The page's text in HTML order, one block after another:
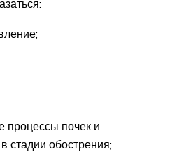
процессы почек и
стадии обострения;